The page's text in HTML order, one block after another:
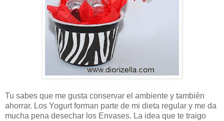
Tu sabes que me gusta conservar el ambiente y también
ahorrar. Los Yogurt forman parte de mi dieta regular y me da
mucha pena desechar los Envases. La idea que te traigo